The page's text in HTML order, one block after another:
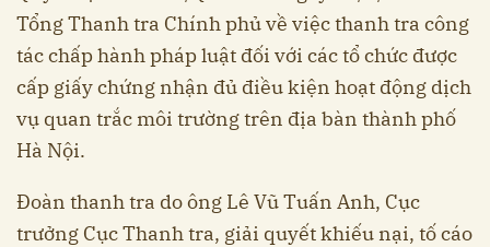
Tổng Thanh tra Chính phủ về việc thanh tra công
tác chấp hành pháp luật đối với các tổ chức được
cấp giấy chứng nhận đủ điều kiện hoạt động dịch
vụ quan trắc môi trường trên địa bàn thành phố
Hà Nội.
Đoàn thanh tra do ông Lê Vũ Tuấn Anh, Cục
trưởng Cục Thanh tra, giải quyết khiếu nại, tố cáo